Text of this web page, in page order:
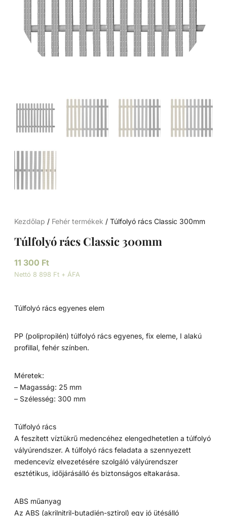
Kezdőlap / Fehér termékek / Túlfolyó rács Classic 300mm
Túlfolyó rács Classic 300mm
11 300 Ft
Nettó 8 898 Ft + ÁFA
Túlfolyó rács egyenes elem
PP (polipropilén) túlfolyó rács egyenes, fix eleme, I alakú
profillal, fehér színben.
Méretek:
– Magasság: 25 mm
– Szélesség: 300 mm
Túlfolyó rács
A feszített víztükrű medencéhez elengedhetetlen a túlfolyó
vályúrendszer. A túlfolyó rács feladata a szennyezett
medencevíz elvezetésére szolgáló vályúrendszer
esztétikus, időjárásálló és biztonságos eltakarása.
ABS műanyag
Az ABS (akrilnitril-butadién-sztirol) egy jó ütésálló